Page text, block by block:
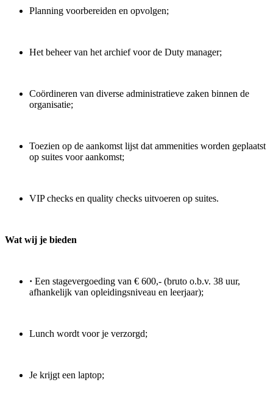
Planning voorbereiden en opvolgen;
Het beheer van het archief voor de Duty manager;
Coördineren van diverse administratieve zaken binnen de
organisatie;
Toezien op de aankomst lijst dat ammenities worden geplaatst
op suites voor aankomst;
VIP checks en quality checks uitvoeren op suites.
Wat wij je bieden
· Een stagevergoeding van € 600,- (bruto o.b.v. 38 uur,
afhankelijk van opleidingsniveau en leerjaar);
Lunch wordt voor je verzorgd;
Je krijgt een laptop;